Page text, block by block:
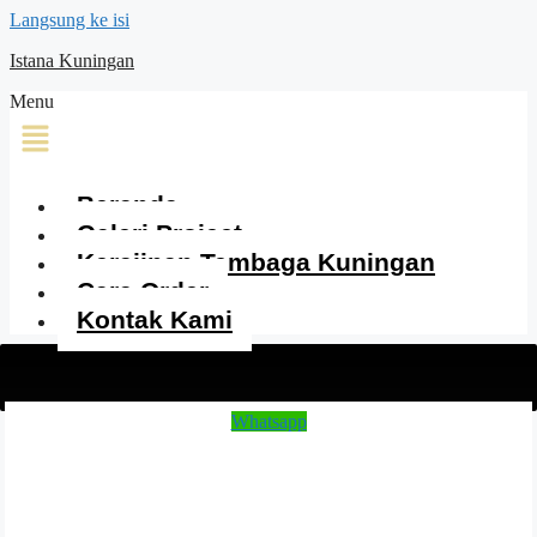
Langsung ke isi
Istana Kuningan
Menu
Beranda
Galeri Project
Kerajinan Tembaga Kuningan
Cara Order
Kontak Kami
Whatsapp